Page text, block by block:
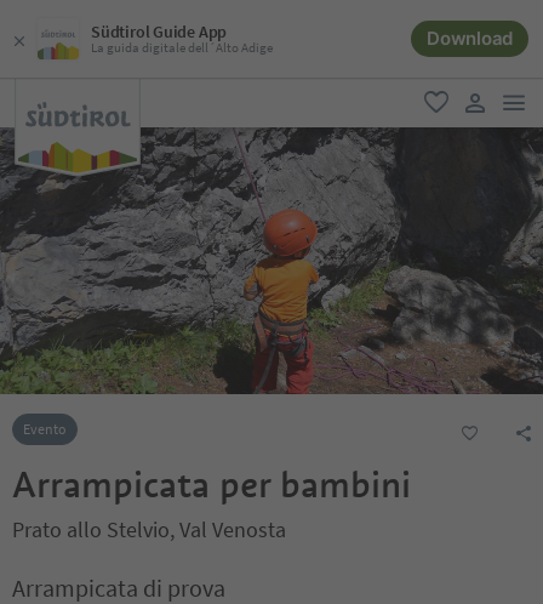
Südtirol Guide App
La guida digitale dell´Alto Adige Download
favoriti
user link
Evento
Arrampicata per bambini
Prato allo Stelvio, Val Venosta
Arrampicata di prova